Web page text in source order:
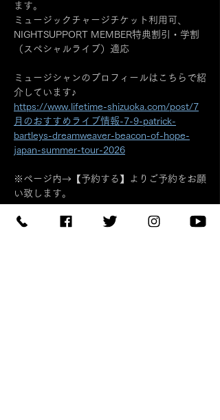
ます。
ミュージックチャージチケット利用可、
NIGHTSUPPORT MEMBER特典割引・学割
（スペシャルライブ）適応
ミュージシャンのプロフィールはこちらで紹
介しています♪
https://www.lifetime-shizuoka.com/post/7
月のおすすめライブ情報-7-9-patrick-
bartleys-dreamweaver-beacon-of-hope-
japan-summer-tour-2026
※ページ内→【予約する】よりご予約をお願
い致します。
続きを読む >>